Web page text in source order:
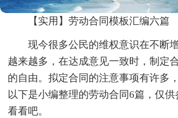
【实用】劳动合同模板汇编六篇
现今很多公民的维权意识在不断
越来越多，在达成意见一致时，制定
的自由。拟定合同的注意事项有许多
以下是小编整理的劳动合同6篇，仅
看看吧。